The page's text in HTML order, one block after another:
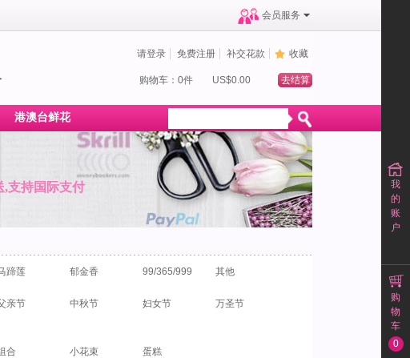
我
的
账
户
购
物
车
0
会员服务
请登录 免费注册 补交花款 收藏
购物车：0件 US$0.00 去结算
港澳台鲜花
,支持国际支付
蹄莲 郁金香 99/365/999 其他
亲节 中秋节 妇女节 万圣节
合 小花束 蛋糕